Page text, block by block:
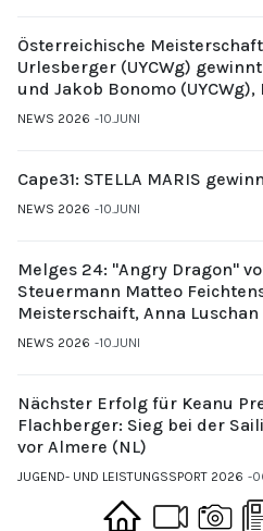
Österreichische
Urlesberger (UYCWg)
und Jakob Bonomo
Gubi (UYCMo)
NEWS 2026 10.JUNI
Cape31: STELLA MARIS
NEWS 2026 10.JUNI
Melges 24: "Angry Dragon"
Steuermann Matteo
Meisterschaift, Anna
NEWS 2026 10.JUNI
Nächster Erfolg für Keanu
Flachberger: Sieg bei der
vor Almere (NL)
JUGEND- UND LEISTUNGSSPORT 2026